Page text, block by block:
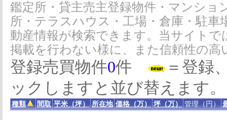
鑑定所・貸主売主登録物件・マンショ
所・テラスハウス・工場・倉庫・駐
動産情報が検索できます。当サイト
掲載を行わない様に、また信頼性の
登録売買物件0件
＝登録
ックしますと並び替えます。
種類 間取 平米（坪） 所在地 価格（万） 坪（万） 管理（円）